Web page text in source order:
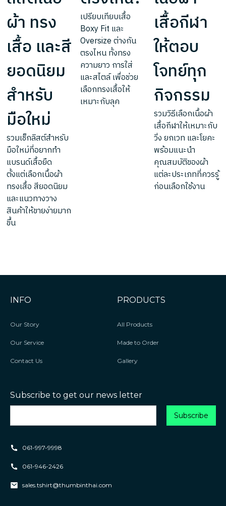
ผ้า ทรง
เสื้อ และสี
ยอดนิยม
สำหรับ
มือใหม่
รวมเช็กลิสต์สำหรับ
มือใหม่ที่อยากทำ
แบรนด์เสื้อยืด
ตั้งแต่เลือกเนื้อผ้า
ทรงเสื้อ สียอดนิยม
และแนวทางวาง
สินค้าให้ขายง่ายมาก
ขึ้น
เปรียบเทียบเสื้อ
Boxy Fit และ
Oversize ต่างกัน
ตรงไหน ทั้งทรง
ความยาว การใส่
และสไตล์ เพื่อช่วย
เลือกทรงเสื้อให้
เหมาะกับลุค
เสื้อกีฬา
ให้ตอบ
โจทย์ทุก
กิจกรรม
รวมวิธีเลือกเนื้อผ้า
เสื้อกีฬาให้เหมาะกับ
วิ่ง ยกเวท และโยคะ
พร้อมแนะนำ
คุณสมบัติของผ้า
แต่ละประเภทที่ควรรู้
ก่อนเลือกใช้งาน
INFO
Our Story
Our Service
Contact Us
PRODUCTS
All Products
Made to Order
Gallery
Subscribe to get our news letter
061-997-9998
061-946-2426
sales.tshirt@thumbinthai.com